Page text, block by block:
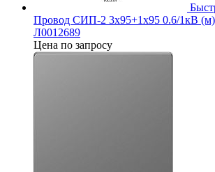
Провод СИП-2 3х95+1х95 0.6/1кВ
Л0012689
Цена по запросу